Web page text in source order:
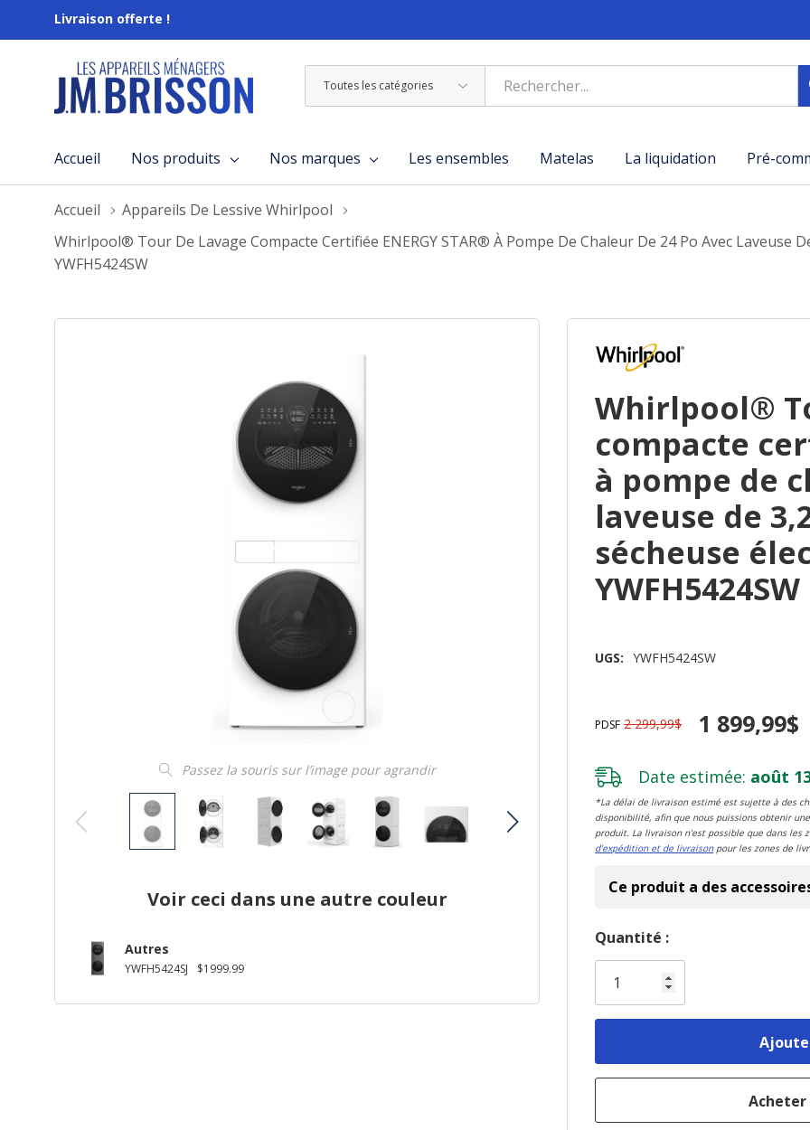
Livraison offerte !
Toutes
les
Rechercher
Accueil Nos produits Nos marques Les ensembles Matelas La liquidation Pré-
Accueil
Appareils De Lessive Whirlpool
Whirlpool® Tour De Lavage Compacte Certifiée ENERGY STAR® À Pompe De Chaleur De 24 Po Avec Laveuse
YWFH5424SW
Passez la souris sur l’image pour agrandir
Voir ceci dans une autre couleur
Autres
YWFH5424SJ $1999.99
Whirlpool®
compacte
à pompe de
laveuse de
sécheuse
YWFH5424SW
UGS: YWFH5424SW
PDSF 2 299,99$ 1 899,99$
Date estimée: août
*La délai de livraison estimé est sujette à des
disponibilité, afin que nous puissions obtenir
produit. La livraison n'est possible que dans les
d'expédition et de livraisonpour les zones de
Ce produit a des
Dépêchez-
vous!
plus
Quantité :